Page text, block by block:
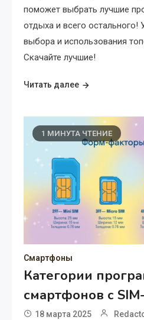
поможет выбрать лучшие
отдыха и всего остального!
выбора и использования
Скачайте лучшие!
Читать далее
1 МИНУТА ЧТЕНИЕ
Смартфоны
Категории
смартфонов с
18 марта 2025